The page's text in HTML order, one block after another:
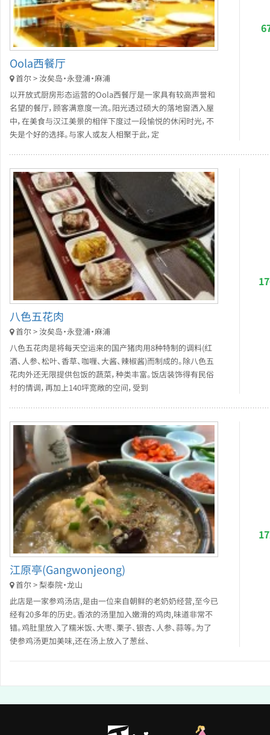
Oola西餐厅
首尔 > 汝矣岛・永登浦・麻浦
以开放式厨房形态运营的Oola西餐厅是一家具有较高声誉和
名望的餐厅，顾客满意度一流。阳光透过硕大的落地窗洒入屋
中，在美食与汉江美景的相伴下度过一段愉悦的休闲时光，不
失是个好的选择。与家人或友人相聚于此，定
八色五花肉
首尔 > 汝矣岛・永登浦・麻浦
八色五花肉是将每天空运来的国产猪肉用8种特制的调料(红
酒、人参、松叶、香草、咖喱、大酱、辣椒酱)而制成的。除八色五
花肉外还无限提供包饭的蔬菜，种类丰富。饭店装饰得有民俗
村的情调，再加上140坪宽敞的空间，受到
江原亭(Gangwonjeong)
首尔 > 梨泰院・龙山
此店是一家参鸡汤店,是由一位来自朝鲜的老奶奶经营,至今已
经有20多年的历史。香浓的汤里加入嫩滑的鸡肉,味道非常不
错。鸡肚里放入了糯米饭、大枣、栗子、银杏、人参、蒜等。为了
使参鸡汤更加美味,还在汤上放入了葱丝、